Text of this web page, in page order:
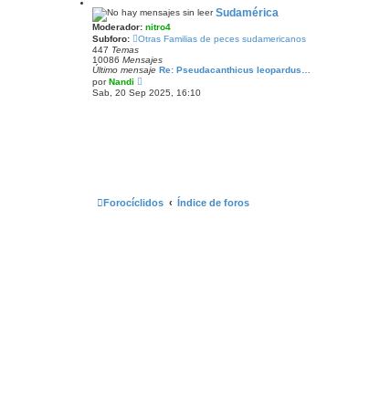
ú
t
i
o
m
e
n
s
Sudamérica
Moderador: nitro4
Subforo:
Otras Familias de peces sudamericanos
447 Temas
10086 Mensajes
Último mensaje Re: Pseudacanthicus leopardus…
porNandi
r
s
a
Sab, 20 Sep 2025, 16:10
Forocíclidos Índice de foros